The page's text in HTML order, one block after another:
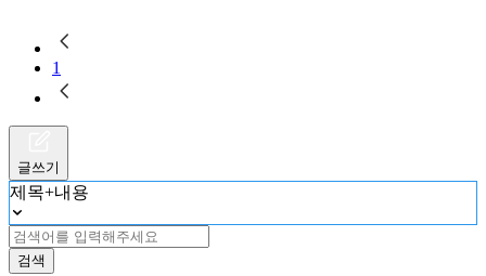
1
글쓰기
제목+내용
검색